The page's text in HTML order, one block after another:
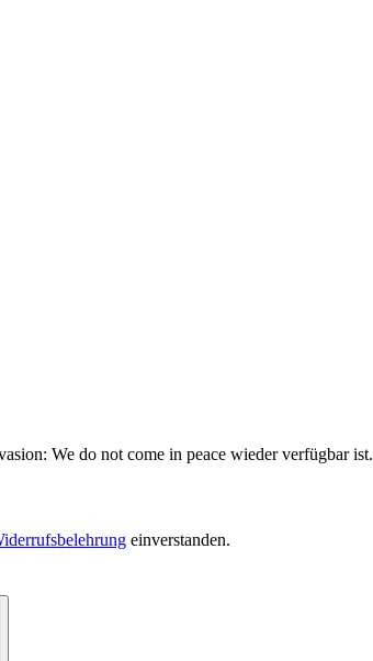
We do not come in peace wieder verfügbar ist.
einverstanden.